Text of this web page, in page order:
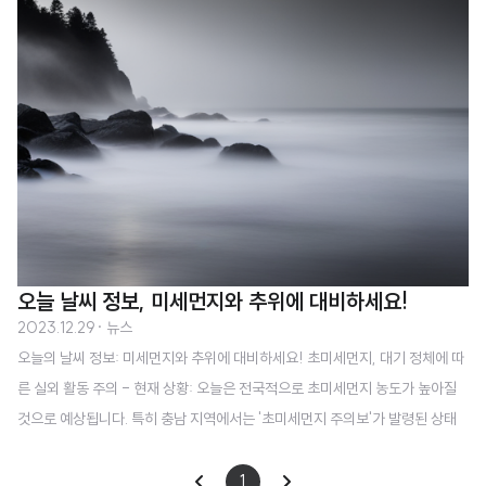
오늘 날씨 정보, 미세먼지와 추위에 대비하세요!
2023.12.29 · 뉴스
오늘의 날씨 정보: 미세먼지와 추위에 대비하세요! 초미세먼지, 대기 정체에 따
른 실외 활동 주의 - 현재 상황: 오늘은 전국적으로 초미세먼지 농도가 높아질
것으로 예상됩니다. 특히 충남 지역에서는 '초미세먼지 주의보'가 발령된 상태
마스크 착용을 권장드립니다. 특히 민감한 호흡기 질환을 가진 분들은 실외 활
1